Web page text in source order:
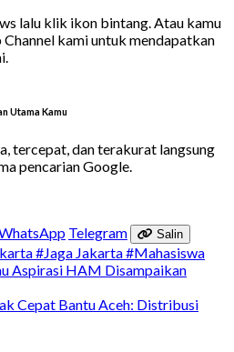
lalu klik ikon bintang. Atau kamu
kami untuk mendapatkan
Utama Kamu
tercepat, dan terakurat langsung
pencarian Google.
Telegram Salin
#Jaga Jakarta#Mahasiswa
Aspirasi HAM Disampaikan
Cepat Bantu Aceh: Distribusi